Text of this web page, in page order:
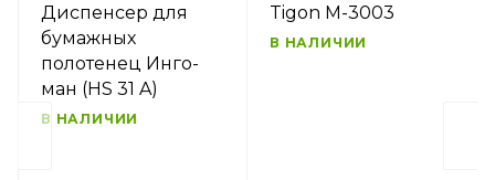
Диспенсер для
бумажных
полотенец Инго-
ман (HS 31 A)
В НАЛИЧИИ
Tigon M-3003
В НАЛИЧИИ